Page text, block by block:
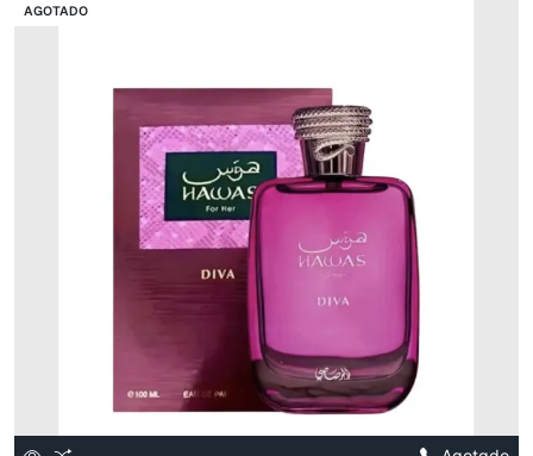
VENTA
AGOTADO